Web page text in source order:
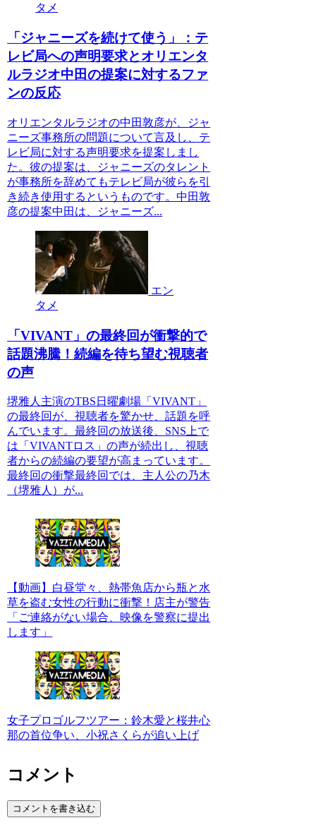
タメ
「ジャニーズを続けて使う」：テ
レビ局への声明要求とオリエンタ
ルラジオ中田の提案に対するファ
ンの反応
オリエンタルラジオの中田敦彦が、ジャ
ニーズ事務所の問題について言及し、テ
レビ局に対する声明要求を提案しまし
た。彼の提案は、ジャニーズのタレント
が事務所を辞めてもテレビ局が彼らを引
き続き使用するというものです。中田敦
彦の提案中田は、ジャニーズ...
エン
タメ
「VIVANT」の最終回が衝撃的で
話題沸騰！続編を待ち望む視聴者
の声
堺雅人主演のTBS日曜劇場「VIVANT」
の最終回が、視聴者を驚かせ、話題を呼
んでいます。最終回の放送後、SNS上で
は「VIVANTロス」の声が続出し、視聴
者からの続編の要望が高まっています。
最終回の衝撃最終回では、主人公の乃木
（堺雅人）が...
【動画】白昼堂々、熱帯魚店から瓶と水
草を盗む女性の行動に衝撃！店主が警告
「ご連絡がない場合、映像を警察に提出
します」
女子プロゴルフツアー：鈴木愛と桜井心
那の首位争い、小祝さくらが追い上げ
コメント
コメントを書き込む